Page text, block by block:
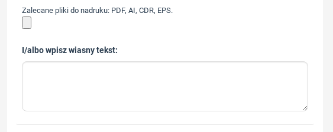
Zalecane pliki do nadruku: PDF, AI, CDR, EPS.
I/albo wpisz wiasny tekst: